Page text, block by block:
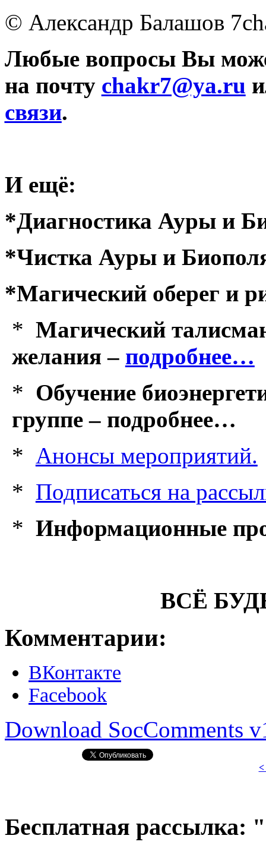
© Александр Балашов
Любые вопросы Вы
на почту chakr7@ya.ru
связи.
И ещё:
*Диагностика Ауры и
*Чистка Ауры и
*Магический оберег и
* Магический
желания – подробнее…
* Обучение
группе – подробнее…
* Анонсы мероприятий.
* Подписаться на
* Информационные
ВСЁ
Комментарии:
ВКонтакте
Facebook
Download SocComments
Бесплатная рассылка: